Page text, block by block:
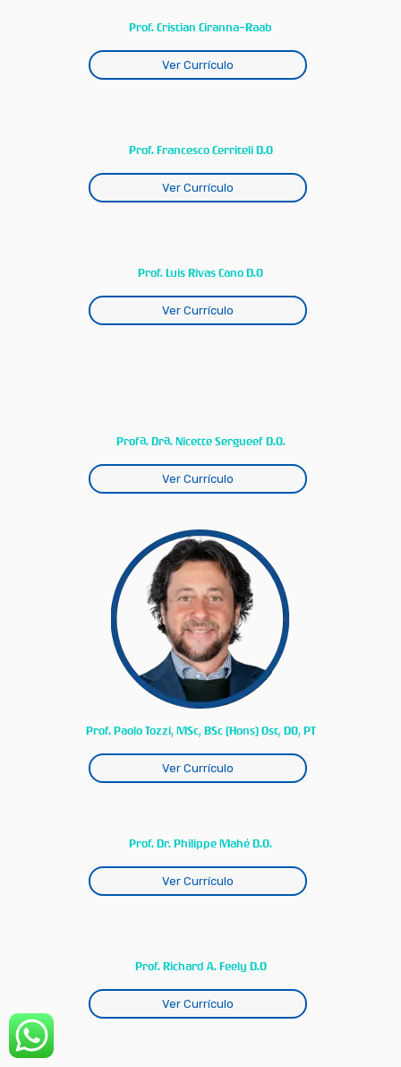
Prof. Cristian Ciranna-Raab
Ver Currículo
Prof. Francesco Cerriteli D.O
Ver Currículo
Prof. Luis Rivas Cano D.O
Ver Currículo
Profª. Drª. Nicette Sergueef D.O.
Ver Currículo
Prof. Paolo Tozzi, MSc, BSc (Hons) Ost, DO, PT
Ver Currículo
Prof. Dr. Philippe Mahé D.O.
Ver Currículo
Prof. Richard A. Feely D.O
Ver Currículo